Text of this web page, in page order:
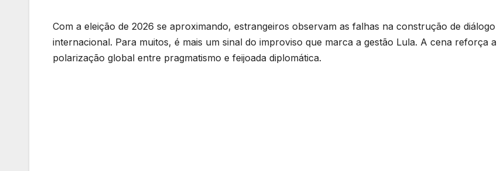
Com a eleição de 2026 se aproximando, estrangeiros observam as falhas na construção de diálogo
internacional. Para muitos, é mais um sinal do improviso que marca a gestão Lula. A cena reforça a
polarização global entre pragmatismo e feijoada diplomática.